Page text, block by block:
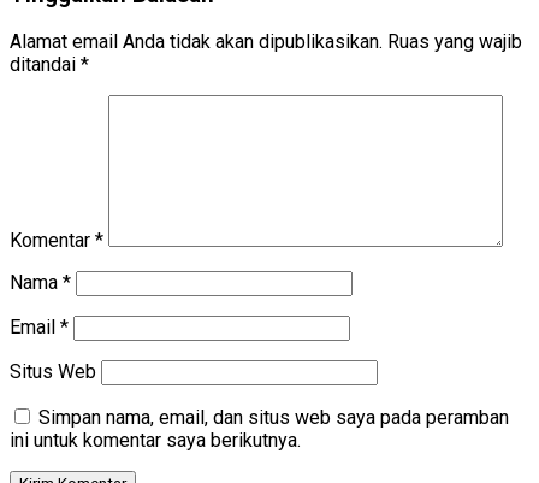
Alamat email Anda tidak akan dipublikasikan. Ruas yang wajib
ditandai *
Komentar *
Nama *
Email *
Situs Web
Simpan nama, email, dan situs web saya pada peramban
ini untuk komentar saya berikutnya.